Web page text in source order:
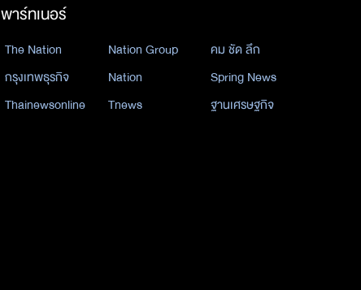
พาร์ทเนอร์
The Nation Nation Group
คม ชัด ลึก
กรุงเทพธุรกิจ
Nation
Spring News
Thainewsonline
Tnews ฐานเศรษฐกิจ